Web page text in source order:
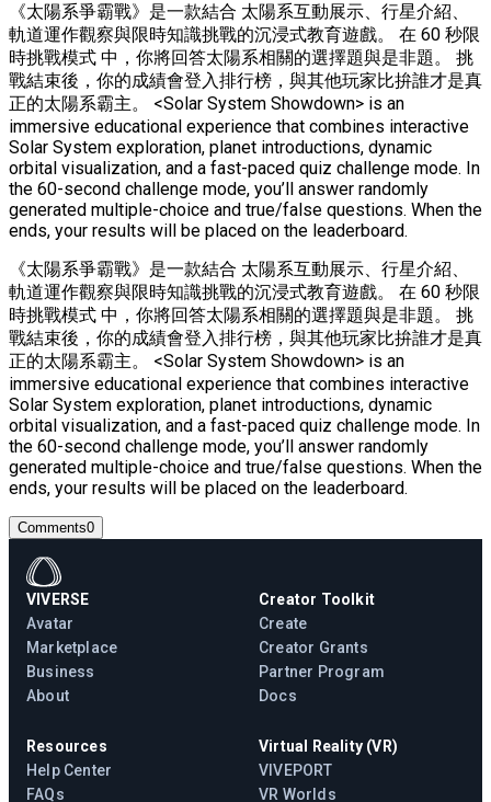
《太陽系爭霸戰》是一款結合 太陽系互動展示、行星介紹、
軌道運作觀察與限時知識挑戰的沉浸式教育遊戲。 在 60 秒限
時挑戰模式 中，你將回答太陽系相關的選擇題與是非題。 挑
戰結束後，你的成績會登入排行榜，與其他玩家比拚誰才是真
正的太陽系霸主。 <Solar System Showdown> is an
immersive educational experience that combines interactive
Solar System exploration, planet introductions, dynamic
orbital visualization, and a fast-paced quiz challenge mode. In
the 60-second challenge mode, you’ll answer randomly
generated multiple-choice and true/false questions. When the
ends, your results will be placed on the leaderboard.
《太陽系爭霸戰》是一款結合 太陽系互動展示、行星介紹、
軌道運作觀察與限時知識挑戰的沉浸式教育遊戲。 在 60 秒限
時挑戰模式 中，你將回答太陽系相關的選擇題與是非題。 挑
戰結束後，你的成績會登入排行榜，與其他玩家比拚誰才是真
正的太陽系霸主。 <Solar System Showdown> is an
immersive educational experience that combines interactive
Solar System exploration, planet introductions, dynamic
orbital visualization, and a fast-paced quiz challenge mode. In
the 60-second challenge mode, you’ll answer randomly
generated multiple-choice and true/false questions. When the
ends, your results will be placed on the leaderboard.
Comments0
VIVERSE
Avatar
Marketplace
Business
About
Creator Toolkit
Create
Creator Grants
Partner Program
Docs
Resources
Help Center
FAQs
Virtual Reality (VR)
VIVEPORT
VR Worlds